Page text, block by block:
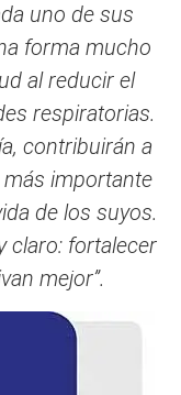
uno de sus
forma mucho
al reducir el
respiratorias.
contribuirán a
importante
de los suyos.
claro: fortalecer
mejor”.